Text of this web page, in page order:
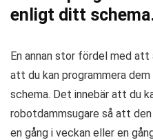
enligt ditt
En annan stor fördel med
att du kan programmera
schema. Det innebär att du
robotdammsugare så att
en gång i veckan eller en